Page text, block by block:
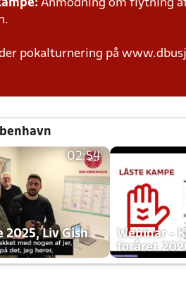
Anmodning om flytning
pokalturnering på
02:54
2025, Liv Gish
Webinar -
foråret